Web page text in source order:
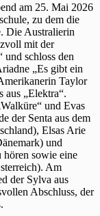
am 25. Mai 2026
zu dem die
Die Australierin
mit der
und schloss den
„Es gibt ein
Taylor
aus „Elektra“.
und Evas
der Senta aus dem
Elsas Arie
und
sowie eine
Am
der Sylva aus
Abschluss, der